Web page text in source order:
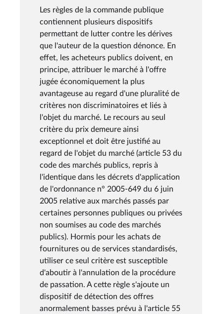
Les règles de la commande publique
contiennent plusieurs dispositifs
permettant de lutter contre les dérives
que l'auteur de la question dénonce. En
effet, les acheteurs publics doivent, en
principe, attribuer le marché à l'offre
jugée économiquement la plus
avantageuse au regard d'une pluralité de
critères non discriminatoires et liés à
l'objet du marché. Le recours au seul
critère du prix demeure ainsi
exceptionnel et doit être justifié au
regard de l'objet du marché (article 53 du
code des marchés publics, repris à
l'identique dans les décrets d'application
de l'ordonnance n° 2005-649 du 6 juin
2005 relative aux marchés passés par
certaines personnes publiques ou privées
non soumises au code des marchés
publics). Hormis pour les achats de
fournitures ou de services standardisés,
utiliser ce seul critère est susceptible
d'aboutir à l'annulation de la procédure
de passation. A cette règle s'ajoute un
dispositif de détection des offres
anormalement basses prévu à l'article 55